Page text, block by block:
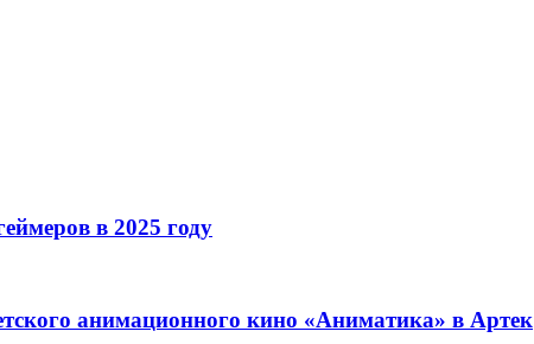
в 2025 году
анимационного кино «Аниматика» в Артек